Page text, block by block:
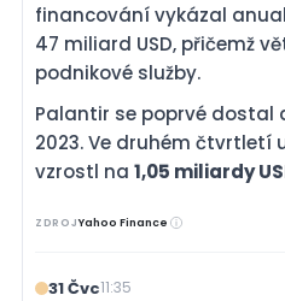
financování vykázal
47 miliard USD, přičemž
podnikové služby.
Palantir se poprvé dostal
2023. Ve druhém čtvrtletí
vzrostl na 1,05 miliardy
ZDROJYahoo Finance
31 Čvc11:35